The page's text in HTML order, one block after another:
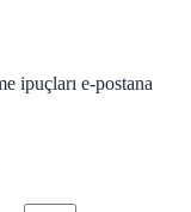
ipuçları e-postana